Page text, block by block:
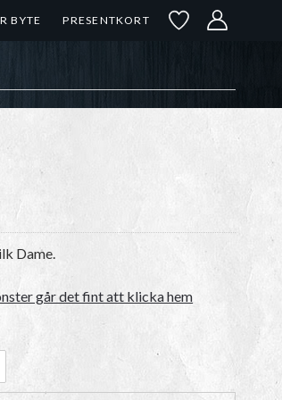
BYTE PRESENTKORT
Dame.
går det fint att klicka hem